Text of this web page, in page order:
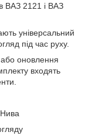
ВАЗ 2121 і ВАЗ
універсальний
під час руху.
або оновлення
входять